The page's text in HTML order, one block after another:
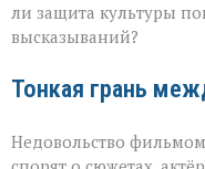
ли защита культуры
высказываний?
Тонкая грань
Недовольство